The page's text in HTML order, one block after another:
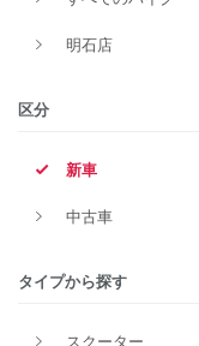
明石店
区分
新車
中古車
タイプから探す
スクーター
タイプ